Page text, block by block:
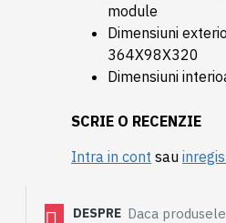
module
Dimensiuni
364X98X320
Dimensiuni
SCRIE O RECENZIE
Intra in cont sau
DESPRE Daca